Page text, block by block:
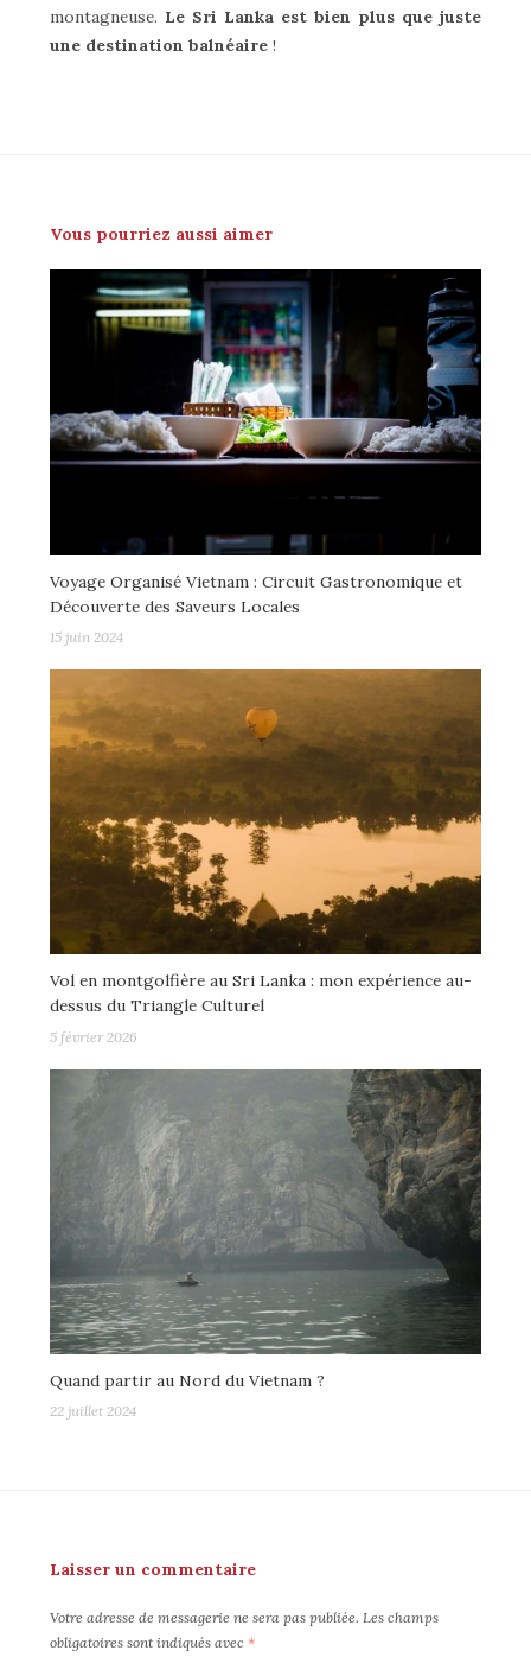
montagneuse. Le Sri Lanka est bien plus que juste
une destination balnéaire !
Vous pourriez aussi aimer
Voyage Organisé Vietnam : Circuit Gastronomique et
Découverte des Saveurs Locales
15 juin 2024
Vol en montgolfière au Sri Lanka : mon expérience au-
dessus du Triangle Culturel
5 février 2026
Quand partir au Nord du Vietnam ?
22 juillet 2024
Laisser un commentaire
Votre adresse de messagerie ne sera pas publiée. Les champs
obligatoires sont indiqués avec *